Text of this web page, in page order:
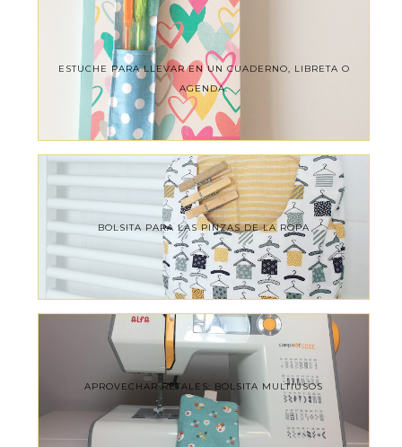
ESTUCHE PARA LLEVAR EN UN CUADERNO, LIBRETA O
AGENDA.
BOLSITA PARA LAS PINZAS DE LA ROPA
APROVECHAR RETALES: BOLSITA MULTIUSOS